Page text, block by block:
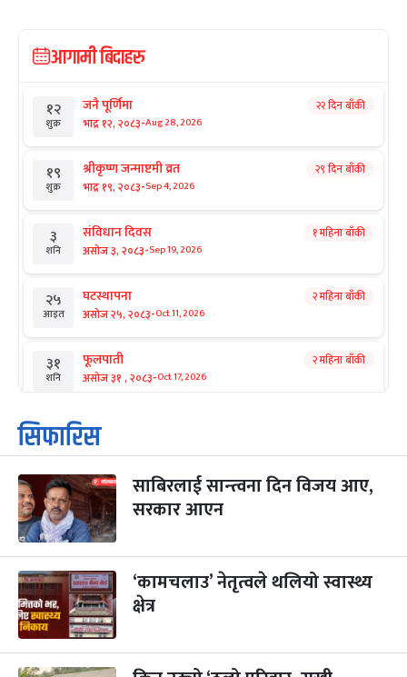
आगामी बिदाहरु
१२
शुक्र
जनै पूर्णिमा
भाद्र १२, २०८३-Aug 28, 2026
२२ दिन बाँकी
१९
शुक्र
श्रीकृष्ण जन्माष्टमी व्रत
भाद्र १९, २०८३-Sep 4, 2026
२९ दिन बाँकी
३
शनि
संविधान दिवस
असोज ३, २०८३-Sep 19, 2026
१ महिना बाँकी
२५
आइत
घटस्थापना
असोज २५, २०८३-Oct 11, 2026
२ महिना बाँकी
३१
शनि
फूलपाती
असोज ३१ , २०८३-Oct 17, 2026
२ महिना बाँकी
१
आइत
कार्तिक सङ्क्रान्ति
कार्तिक १, २०८३
३
मंगल
महानवमी
कार्तिक ३, २०८३-Oct 20, 2026
२ महिना बाँकी
४
बुध कार्तिक ४, २०८३
५
बिहि
पापा‌ङ्कुशा एकादशी व्रत
कार्तिक ५, २०८३
सिफारिस
साबिरलाई सान्त्वना दिन विजय आए,
सरकार आएन
‘कामचलाउ’ नेतृत्वले थलियो स्वास्थ्य
क्षेत्र